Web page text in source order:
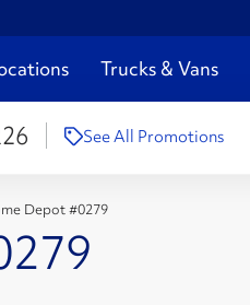
Trucks & Vans
See All Promotions
Depot #0279